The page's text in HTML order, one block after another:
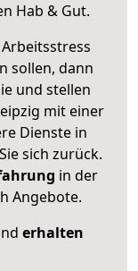
Hab & Gut.
sollen, dann
und stellen
mit einer
Dienste in
sich zurück.
in der
Angebote.
erhalten